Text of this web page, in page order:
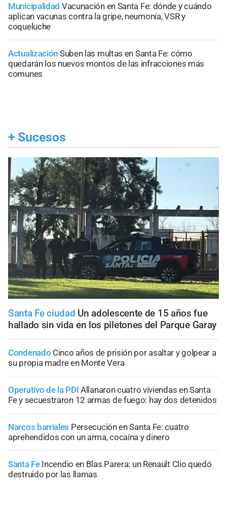
Municipalidad Vacunación en Santa Fe: dónde y cuándo
aplican vacunas contra la gripe, neumonía, VSR y
coqueluche
Actualización Suben las multas en Santa Fe: cómo
quedarán los nuevos montos de las infracciones más
comunes
+ Sucesos
Santa Fe ciudad Un adolescente de 15 años fue
hallado sin vida en los piletones del Parque Garay
Condenado Cinco años de prisión por asaltar y golpear a
su propia madre en Monte Vera
Operativo de la PDI Allanaron cuatro viviendas en Santa
Fe y secuestraron 12 armas de fuego: hay dos detenidos
Narcos barriales Persecución en Santa Fe: cuatro
aprehendidos con un arma, cocaína y dinero
Santa Fe Incendio en Blas Parera: un Renault Clio quedó
destruido por las llamas